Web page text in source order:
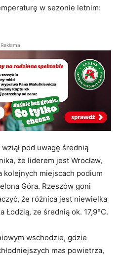
w sezonie letnim:
Reklama
pod uwagę średnią
że liderem jest Wrocław,
kolejnych miejscach podium
Góra. Rzeszów goni
że różnica jest niewielka
Łodzią, ze średnią ok. 17,9°C.
wschodzie, gdzie
mas powietrza,